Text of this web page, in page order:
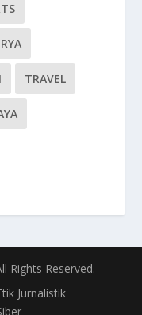
TRAVEL
Rights Reserved.
Jurnalistik